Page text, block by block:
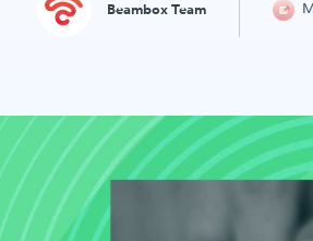
Beambox Team